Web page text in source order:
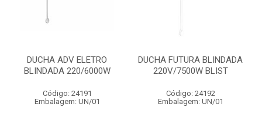
DUCHA ADV ELETRO
BLINDADA 220/6000W
Código: 24191
Embalagem: UN/01
DUCHA FUTURA BLINDADA
220V/7500W BLIST
Código: 24192
Embalagem: UN/01